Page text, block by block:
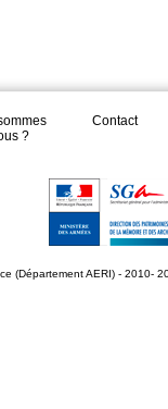
?
Contact
(Département AERI) - 2010-